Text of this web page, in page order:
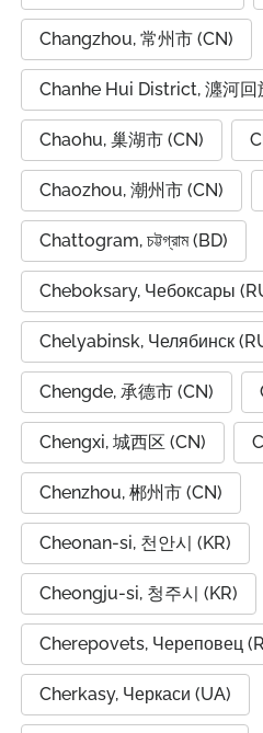
Changzhou, 常州市 (CN)
Chanhe Hui District, 瀍河回
Chaohu, 巢湖市 (CN)
Chaozhou, 潮州市 (CN)
Chattogram, চট্টগ্রাম (BD)
Cheboksary, Чебоксары
Chelyabinsk, Челябинск
Chengde, 承德市 (CN)
Chengxi, 城西区 (CN)
Chenzhou, 郴州市 (CN)
Cheonan-si, 천안시 (KR)
Cheongju-si, 청주시 (KR)
Cherepovets, Череповец
Cherkasy, Черкаси (UA)